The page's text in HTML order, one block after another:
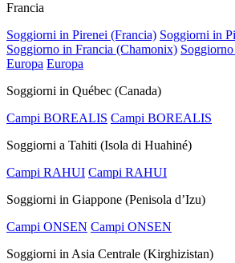
Francia
Soggiorni in Pirenei (Francia) Soggiorni in
Soggiorno in Francia (Chamonix)
Europa Europa
Soggiorni in Québec (Canada)
Campi BOREALIS Campi BOREALIS
Soggiorni a Tahiti (Isola di Huahiné)
Campi RAHUI Campi RAHUI
Soggiorni in Giappone (Penisola d’Izu)
Campi ONSEN Campi ONSEN
Soggiorni in Asia Centrale (Kirghizistan)